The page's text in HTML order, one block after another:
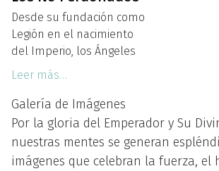
Desde su fundación como
Legión en el nacimiento
del Imperio, los Ángeles
Leer más…
Galería de Imágenes
Por la gloria del Emperador y Su
nuestras mentes se generan
imágenes que celebran la fuerza, el